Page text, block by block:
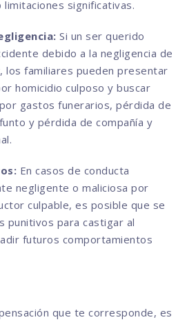
significativas.
Si un ser querido
debido a la negligencia de
los familiares pueden presentar
homicidio culposo y buscar
gastos funerarios, pérdida de
y pérdida de compañía y
En casos de conducta
negligente o maliciosa por
culpable, es posible que se
punitivos para castigar al
futuros comportamientos
que te corresponde, es